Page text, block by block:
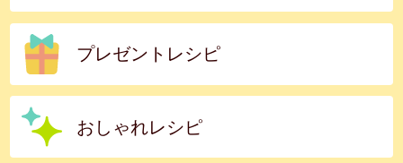
プレゼントレシピ
おしゃれレシピ